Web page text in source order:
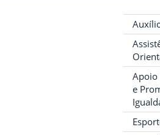
Apoio
e